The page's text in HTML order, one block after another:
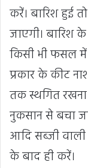
करें। बारिश हुई
जाएगी। बारिश
किसी भी फसल में
प्रकार के कीट
तक स्थगित
नुकसान से बचा
आदि सब्जी वाली
के बाद ही करें।